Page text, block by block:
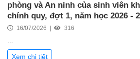
phòng và An ninh của sinh viên
chính quy, đợt 1, năm học 2026 -
16/07/2026 | 316
...
Xem chi tiết